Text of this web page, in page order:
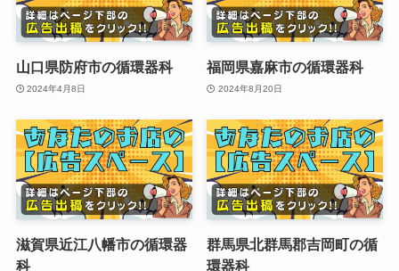
山口県防府市の循環器科
2024年4月8日
福岡県嘉麻市の循環器科
2024年8月20日
滋賀県近江八幡市の循環器
科
群馬県北群馬郡吉岡町の循
環器科